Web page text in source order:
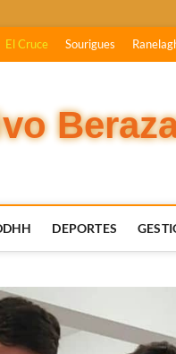
El Cruce Sourigues
DEPORTES